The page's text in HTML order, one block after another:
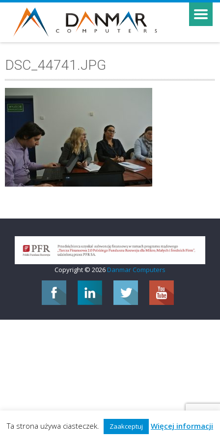
DSC_44741.JPG
Copyright © 2026 Danmar Computers
Ta strona używa ciasteczek. Zaakceptuj Więcej informacji